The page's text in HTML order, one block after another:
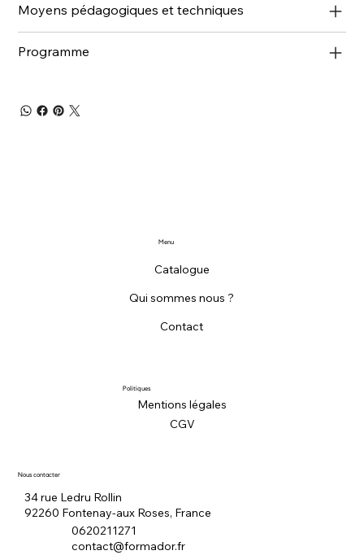
Moyens pédagogiques et techniques
Programme
Politiques
Mentions légales
CGV
Nous contacter
34 rue Ledru Rollin
92260 Fontenay-aux Roses, France
0620211271
contact@formador.fr
Catalogue
Qui sommes nous ?
Contact
Menu